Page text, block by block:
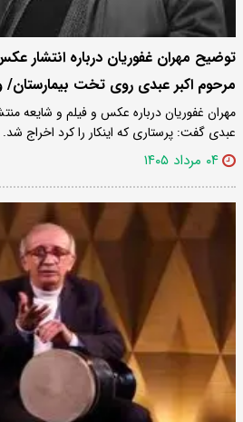
توضیح مهران غفوریان درباره انتشار
مرحوم اکبر عبدی روی تخت بیمارستان/
مهران غفوریان درباره عکس و فیلم و شایعه
عبدی گفت: پرستاری که اینکار را کرد اخراج شد.
۰۴ مرداد ۱۴۰۵